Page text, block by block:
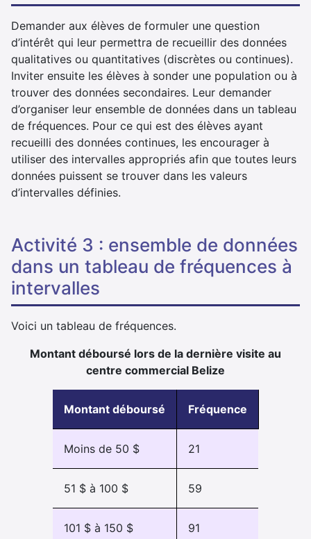
Demander aux élèves de formuler une question
d’intérêt qui leur permettra de recueillir des données
qualitatives ou quantitatives (discrètes ou continues).
Inviter ensuite les élèves à sonder une population ou à
trouver des données secondaires. Leur demander
d’organiser leur ensemble de données dans un tableau
de fréquences. Pour ce qui est des élèves ayant
recueilli des données continues, les encourager à
utiliser des intervalles appropriés afin que toutes leurs
données puissent se trouver dans les valeurs
d’intervalles définies.
activité 3 : ensemble de données
dans un tableau de fréquences à
intervalles
Voici un tableau de fréquences.
Montant déboursé lors de la dernière visite au
centre commercial Belize
Montant déboursé Fréquence
Moins de 50 $ 21
51 $ à 100 $ 59
101 $ à 150 $ 91